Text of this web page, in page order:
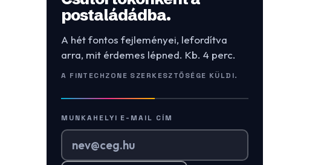
postaládádba.
A hét fontos fejleményei, lefordítva
arra, mit érdemes lépned. Kb. 4 perc.
A FINTECHZONE SZERKESZTŐSÉGE KÜLDI.
MUNKAHELYI E-MAIL CÍM